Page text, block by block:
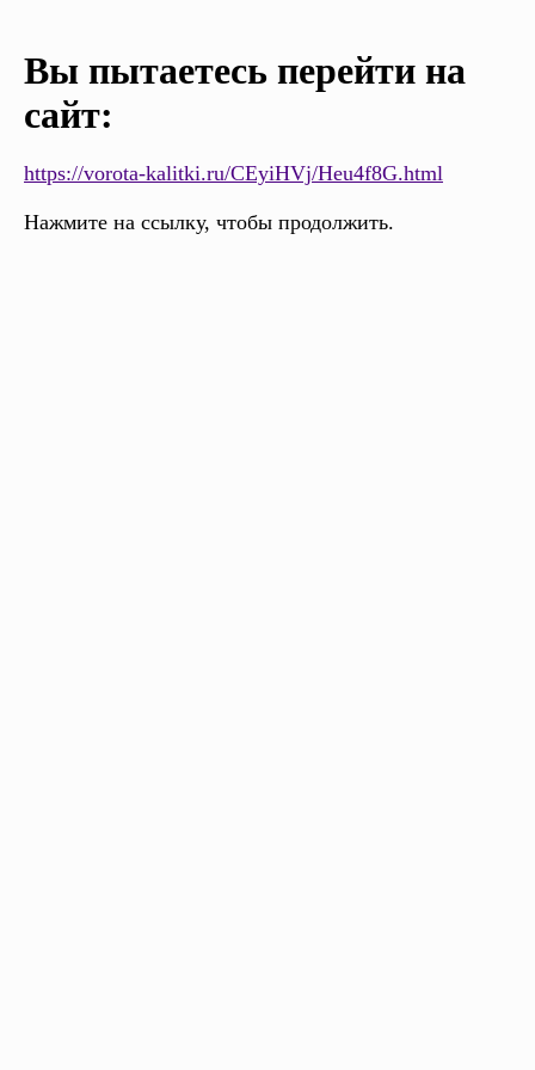
Вы пытаетесь перейти на
сайт:
https://vorota-kalitki.ru/CEyiHVj/Heu4f8G.html
Нажмите на ссылку, чтобы продолжить.